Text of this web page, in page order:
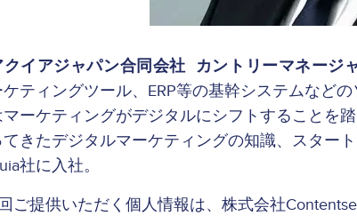
クイアジャパン合同会社 カントリーマネージ
ティングツール、ERP等の基幹システムなど
ーケティングがデジタルにシフトすることを
きたデジタルマーケティングの知識、スター
社に入社。
ご提供いただく個人情報は、株式会社